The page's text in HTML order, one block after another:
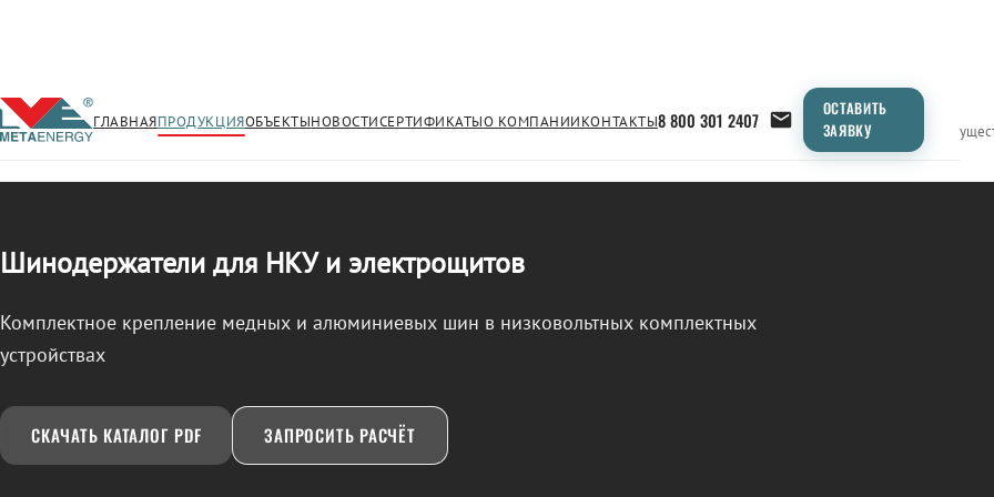
ГЛАВНАЯПРОДУКЦИЯОБЪЕКТЫНОВОСТИСЕРТИФИКАТЫО КОМПАНИИКОНТАКТЫ8 800 301 2407
ОСТАВИТЬ
ЗАЯВКУ
← Продукция/ШИНОДЕРЖАТЕЛИ Применение Продукция ТипоразмерыСравнение
Шинодержатели для НКУ и электрощитов
Комплектное крепление медных и алюминиевых шин в низковольтных комплектных
устройствах
СКАЧАТЬ КАТАЛОГ PDF ЗАПРОСИТЬ РАСЧЁТ